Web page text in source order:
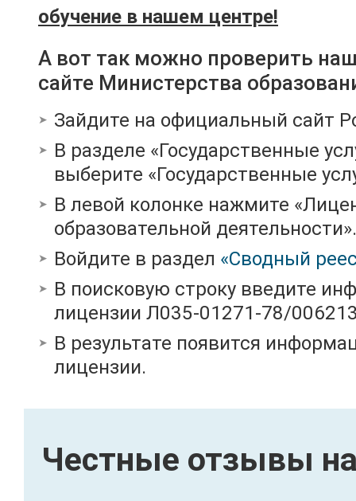
обучение в нашем центре!
А вот так можно проверить
сайте Министерства
Зайдите на официальный сайт
В разделе «Государственные
выберите «Государственные
В левой колонке нажмите
образовательной деятельности».
Войдите в раздел «Сводный
В поисковую строку введите
лицензии Л035-01271-78/
В результате появится
лицензии.
Честные отзывы